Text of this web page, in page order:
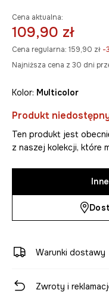
Cena aktualna:
109,90 zł
Cena regularna: 159,90 zł -
Najniższa cena z 30 dni
Kolor: multicolor
Produkt
Ten produkt jest
z naszej kolekcji, które
Warunki dostawy
Zwroty i